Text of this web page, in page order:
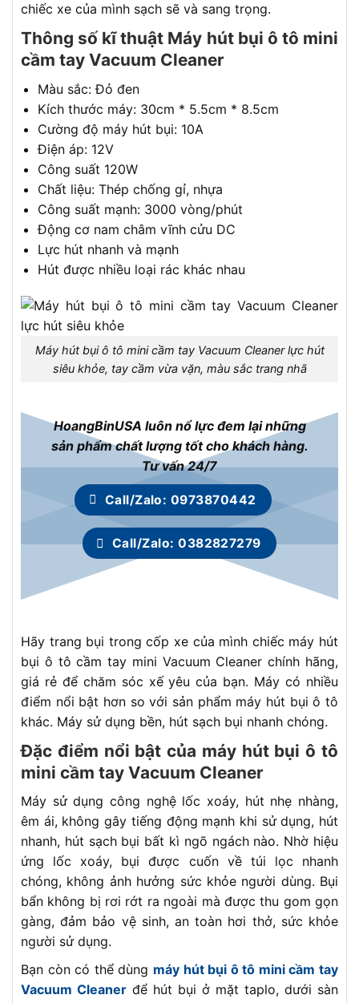
chiếc xe của mình sạch sẽ và sang trọng.
Thông số kĩ thuật Máy hút bụi ô tô mini
cầm tay Vacuum Cleaner
Màu sắc: Đỏ đen
Kích thước máy: 30cm * 5.5cm * 8.5cm
Cường độ máy hút bụi: 10A
Điện áp: 12V
Công suất 120W
Chất liệu: Thép chống gỉ, nhựa
Công suất mạnh: 3000 vòng/phút
Động cơ nam châm vĩnh cửu DC
Lực hút nhanh và mạnh
Hút được nhiều loại rác khác nhau
Máy hút bụi ô tô mini cầm tay Vacuum Cleaner lực hút
siêu khỏe, tay cầm vừa vặn, màu sắc trang nhã
HoangBinUSA luôn nổ lực đem lại những
sản phẩm chất lượng tốt cho khách hàng.
Tư vấn 24/7
Call/Zalo: 0973870442
Call/Zalo: 0382827279
Hãy trang bụi trong cốp xe của mình chiếc máy hút
bụi ô tô cầm tay mini Vacuum Cleaner chính hãng,
giá rẻ để chăm sóc xế yêu của bạn. Máy có nhiều
điểm nổi bật hơn so với sản phẩm máy hút bụi ô tô
khác. Máy sử dụng bền, hút sạch bụi nhanh chóng.
Đặc điểm nổi bật của máy hút bụi ô tô
mini cầm tay Vacuum Cleaner
Máy sử dụng công nghệ lốc xoáy, hút nhẹ nhàng,
êm ái, không gây tiếng động mạnh khi sử dụng, hút
nhanh, hút sạch bụi bất kì ngõ ngách nào. Nhờ hiệu
ứng lốc xoáy, bụi được cuốn về túi lọc nhanh
chóng, không ảnh hưởng sức khỏe người dùng. Bụi
bẩn không bị rơi rớt ra ngoài mà được thu gom gọn
gàng, đảm bảo vệ sinh, an toàn hơi thở, sức khỏe
người sử dụng.
Bạn còn có thể dùng máy hút bụi ô tô mini cầm tay
Vacuum Cleaner để hút bụi ở mặt taplo, dưới sàn